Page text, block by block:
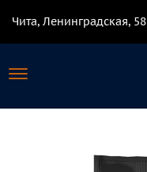
Чита, Ленинградская, 58